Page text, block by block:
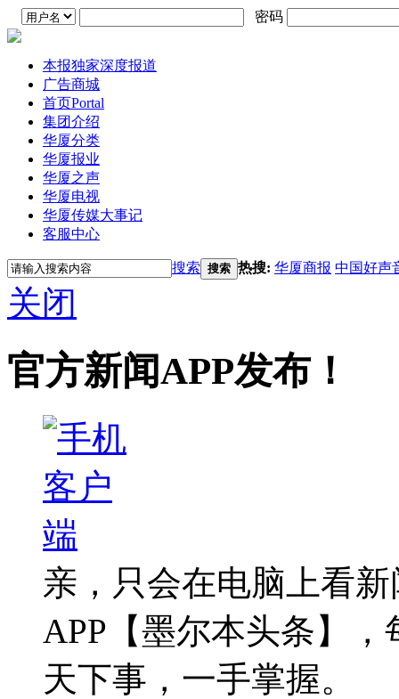
密码
本报独家深度报道
广告商城
首页Portal
集团介绍
华厦分类
华厦报业
华厦之声
华厦电视
华厦传媒大事记
客服中心
搜索 搜索 热搜: 华厦商报 中国好声
关闭
官方新闻APP发布！
亲，只会在电脑上看
APP【墨尔本头条】
天下事，一手掌握。